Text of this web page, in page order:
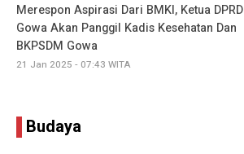
Merespon Aspirasi Dari BMKI, Ketua DPRD
Gowa Akan Panggil Kadis Kesehatan Dan
BKPSDM Gowa
21 Jan 2025 - 07:43 WITA
Budaya